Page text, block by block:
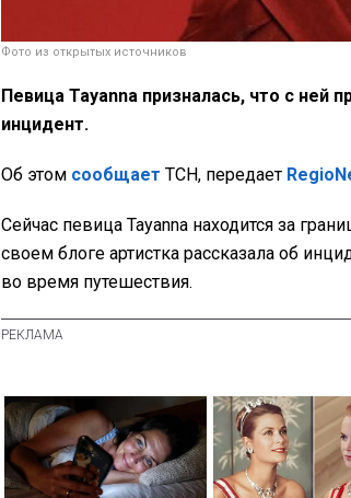
Фото из открытых источников
Певица Tayanna призналась, что с ней
инцидент.
Об этом сообщает ТСН, передает
Сейчас певица Tayanna находится за
своем блоге артистка рассказала об
во время путешествия.